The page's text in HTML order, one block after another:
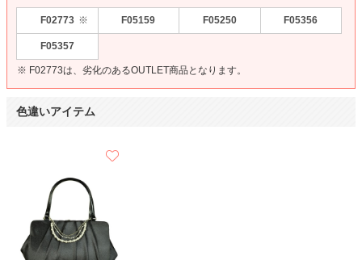
F02773 ※ F05159 F05250 F05356
F05357
※ F02773は、劣化のあるOUTLET商品となります。
色違いアイテム